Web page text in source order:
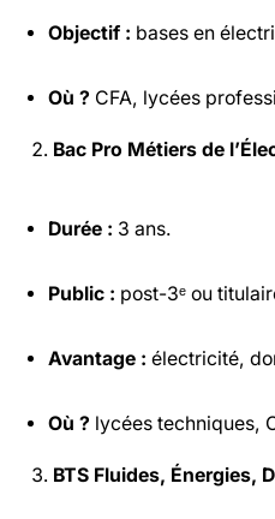
Objectif : bases en
Où ? CFA, lycées
Bac Pro Métiers de
Durée : 3 ans.
Public : post-3ᵉ ou
Avantage : électricité,
Où ? lycées techniques,
BTS Fluides, Énergies,